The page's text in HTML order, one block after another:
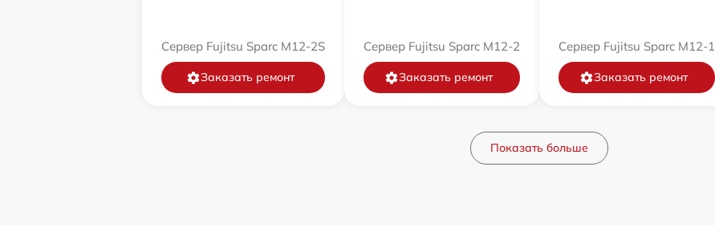
Сервер Fujitsu Sparc M12-2S
Заказать ремонт
Сервер Fujitsu Sparc M12-2
Заказать ремонт
Сервер Fujitsu Sparc M12-1
Заказать ремонт
Показать больше